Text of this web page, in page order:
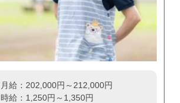
月給：202,000円～212,000円
時給：1,250円～1,350円